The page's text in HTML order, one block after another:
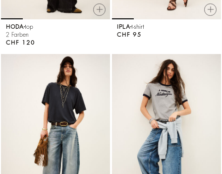
HODA top
2 Farben
CHF 120
IPLA t-shirt
CHF 95